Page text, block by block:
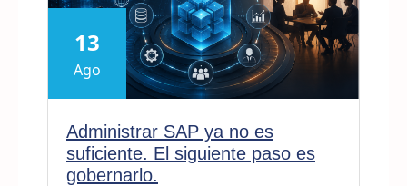
13
Ago
Administrar SAP ya no es
suficiente. El siguiente paso es
gobernarlo.